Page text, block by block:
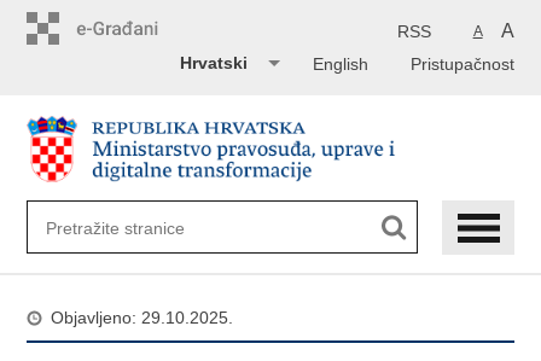
A A
RSS
Pristupačnost
English
Hrvatski
Objavljeno: 29.10.2025.